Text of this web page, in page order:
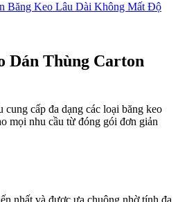
Băng Keo Lâu Dài Không Mất Độ
Dán Thùng Carton
cấp đa dạng các loại băng keo
mọi nhu cầu từ đóng gói đơn giản